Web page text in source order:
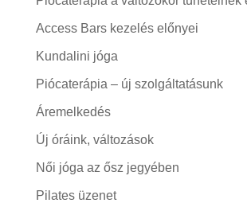
Access Bars kezelés előnyei
Kundalini jóga
Piócaterápia – új szolgáltatásunk
Áremelkedés
Új óráink, változások
Női jóga az ősz jegyében
Pilates üzenet